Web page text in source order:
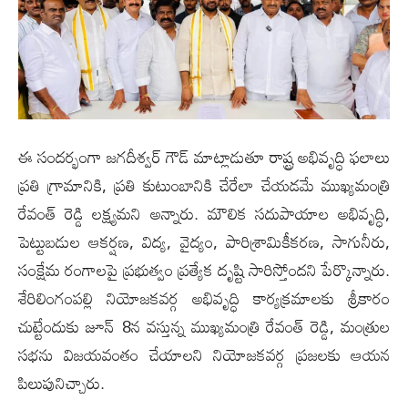
ఈ సందర్భంగా జగదీశ్వర్ గౌడ్ మాట్లాడుతూ రాష్ట్ర అభివృద్ధి ఫలాలు
ప్రతి గ్రామానికి, ప్రతి కుటుంబానికి చేరేలా చేయడమే ముఖ్యమంత్రి
రేవంత్ రెడ్డి లక్ష్యమని అన్నారు. మౌలిక సదుపాయాల అభివృద్ధి,
పెట్టుబడుల ఆకర్షణ, విద్య, వైద్యం, పారిశ్రామికీకరణ, సాగునీరు,
సంక్షేమ రంగాలపై ప్రభుత్వం ప్రత్యేక దృష్టి సారిస్తోందని పేర్కొన్నారు.
శేరిలింగంపల్లి నియోజకవర్గ అభివృద్ధి కార్యక్రమాలకు శ్రీకారం
చుట్టేందుకు జూన్ 8న వ‌స్తున్న ముఖ్యమంత్రి రేవంత్ రెడ్డి, మంత్రుల
సభను విజయవంతం చేయాలని నియోజకవర్గ ప్రజలకు ఆయన
పిలుపునిచ్చారు.